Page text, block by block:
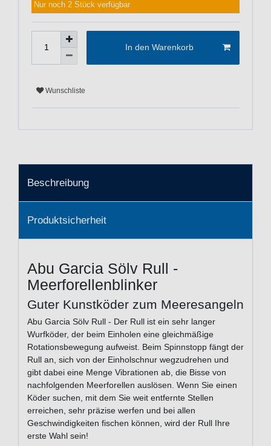
Nur noch 2 Stück verfügbar
In den Warenkorb
Wunschliste
Beschreibung
Produktsicherheit
Abu Garcia Sölv Rull -
Meerforellenblinker
Guter Kunstköder zum Meeresangeln
Abu Garcia Sölv Rull - Der Rull ist ein sehr langer
Wurfköder, der beim Einholen eine gleichmäßige
Rotationsbewegung aufweist. Beim Spinnstopp fängt der
Rull an, sich von der Einholschnur wegzudrehen und
gibt dabei eine Menge Vibrationen ab, die Bisse von
nachfolgenden Meerforellen auslösen. Wenn Sie einen
Köder suchen, mit dem Sie weit entfernte Stellen
erreichen, sehr präzise werfen und bei allen
Geschwindigkeiten fischen können, wird der Rull Ihre
erste Wahl sein!